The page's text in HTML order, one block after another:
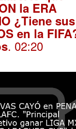
la ERA
¿Tiene
en la
. 02:20